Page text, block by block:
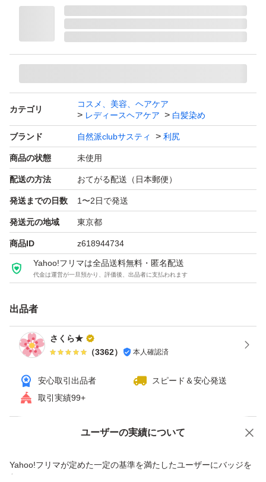
②利尻カラーシャンプー
【内容量】トリートメント：200g
シャンプー：200ml
【状態】新品未開封。
① 利尻ヘアカラートリートメント
髪・頭皮にやさしい使い心地で、 天然由来植物成分と天
然由来色素などが潤いのある美しい髪色に仕上げます。
STEP1. ［たっぷり、 まんべんなく塗る ］
シャンプーした後、白髪用利尻 ヘアカラートリートメン
トを、よく 濡らした手のひらに適量とります。
STEP2. ［10分程度、時間を置く ］
髪全体にまんべんなく塗布したら、10分程放置します。
初めてご使用される場合は、時間を長めにとってくださ
STEP3. ［後は流すだけ］
すすぎは色水がなくなるまで行い、最後はドライヤーでし
っかりと乾かしてください。
す。
＊ぬれた髪・乾いた髪のどちらでもご使用できます
＊使うたびに白髪をキレイな髪色にするシャンプー
カテゴリ
コスメ、美容、ヘアケア
レディースヘアケア
白髪染め
ブランド 自然派clubサスティ 利尻
商品の状態 未使用
配送の方法 おてがる配送（日本郵便）
発送までの日数 1〜2日で発送
発送元の地域 東京都
商品ID z618944734
Yahoo!フリマは全品送料無料・匿名配送
代金は運営が一旦預かり、評価後、出品者に支払われます
出品者
さくら★
（3362） 本人確認済
安心取引出品者
スピード＆安心発送
取引実績99+
ユーザーの実績について
Yahoo!フリマが定めた一定の基準を満たしたユーザーにバッジを
付与しています
価格の相談 商品への質問